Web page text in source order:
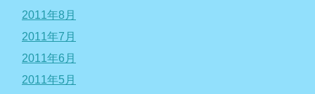
2011年8月
2011年7月
2011年6月
2011年5月